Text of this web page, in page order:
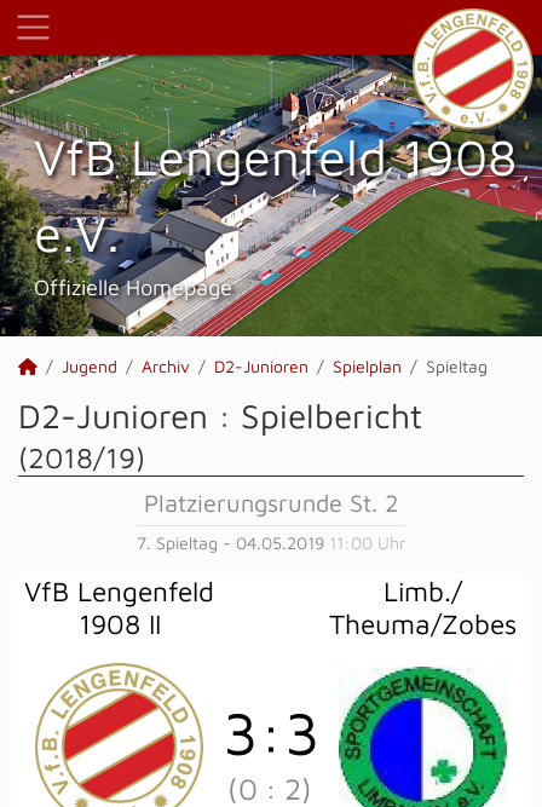
VfB Lengenfeld 1908
e.V.
Offizielle Homepage
Jugend Archiv D2-Junioren Spielplan Spieltag
D2-Junioren : Spielbericht
(2018/19)
Platzierungsrunde St. 2
7. Spieltag - 04.05.2019 11:00 Uhr
VfB Lengenfeld
1908 II
Limb./​
Theuma/Zobes
3 : 3
(0 : 2)